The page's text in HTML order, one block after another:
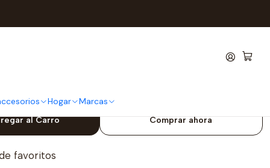
Hogar Marcas
1 metro
Largo De Acero 6 mm
al Carro Comprar ahora
favoritos